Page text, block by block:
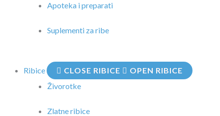
Apoteka i preparati
Suplementi za ribe
Ribice CLOSE RIBICE
OPEN RIBICE
Živorotke
Zlatne ribice